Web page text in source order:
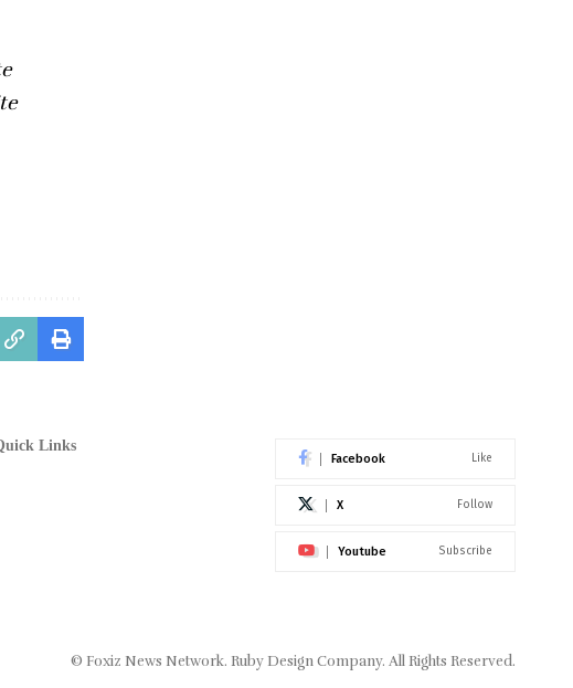
Links
Facebook Like
X Follow
Youtube Subscribe
© Foxiz News Network. Ruby Design Company. All Rights Reserved.